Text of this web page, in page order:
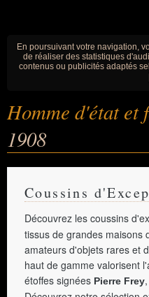
En poursuivant votre navigation,
de réaliser des statistiques
contenus ou publicités adaptés
Homme d'état et
1908
Coussins
Découvrez les coussins
tissus de grandes maisons
amateurs d'objets rares et
haut de gamme valorisent
étoffes signées Pierre Frey,